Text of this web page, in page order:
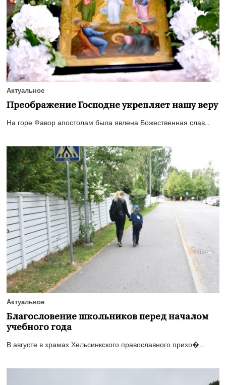
Актуальное
Преображение Господне укрепляет нашу веру
На горе Фавор апостолам была явлена Божественная слав...
Актуальное
Благословение школьников перед началом
учебного года
В августе в храмах Хельсинкского православного прихо�...